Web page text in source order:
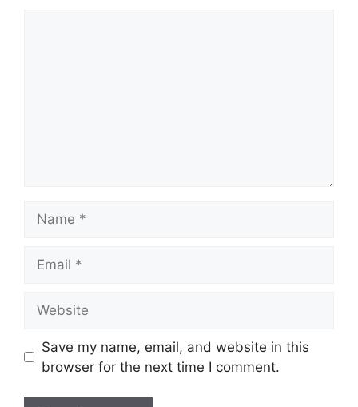
Save my name, email, and website in this
browser for the next time I comment.